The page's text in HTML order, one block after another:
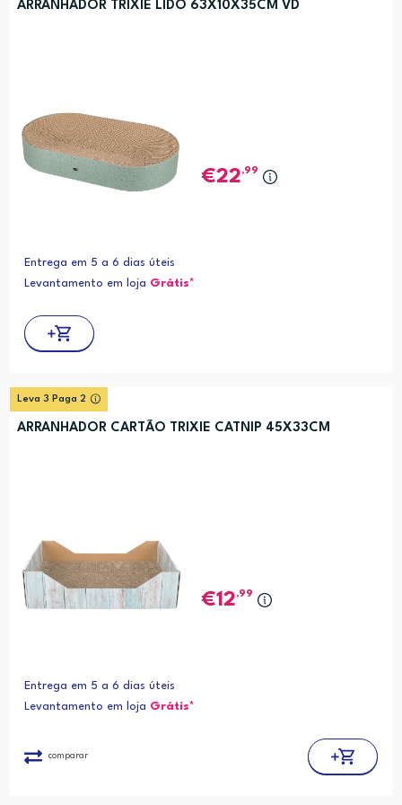
ARRANHADOR TRIXIE LIDO 63X10X35CM VD
22,99
Entrega em 5 a 6 dias úteis
Levantamento em loja Grátis*
Leva 3 Paga 2
ARRANHADOR CARTÃO TRIXIE CATNIP 45X33CM
12,99
Entrega em 5 a 6 dias úteis
Levantamento em loja Grátis*
comparar